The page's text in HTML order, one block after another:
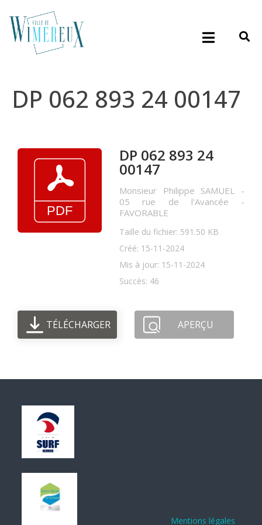
DP 062 893 24 00147
DP 062 893 24
00147
Monsieur Philippe SAMUEL -
05 rue de l'Avancée -
FAVORABLE
Taille du fichier: 591.50 KB
Créé: 15-11-2024
Mis à jour: 15-11-2024
Succès: 46
TÉLÉCHARGER APERÇU
Mentions légales